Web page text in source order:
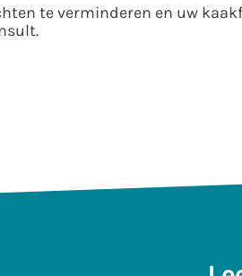
te verminderen en uw